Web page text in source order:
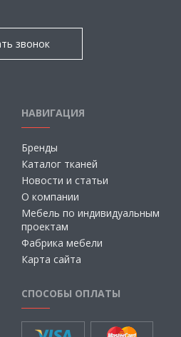
звонок
НАВИГАЦИЯ
Бренды
Каталог тканей
Новости и статьи
О компании
Мебель по индивидуальным
проектам
Фабрика мебели
Карта сайта
СПОСОБЫ ОПЛАТЫ